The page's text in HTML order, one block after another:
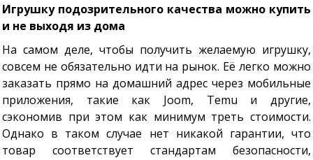
Игрушку подозрительного качества можно купить
и не выходя из дома
На самом деле, чтобы получить желаемую игрушку,
совсем не обязательно идти на рынок. Её легко можно
заказать прямо на домашний адрес через мобильные
приложения, такие как Joom, Temu и другие,
сэкономив при этом как минимум треть стоимости.
Однако в таком случае нет никакой гарантии, что
товар соответствует стандартам безопасности,